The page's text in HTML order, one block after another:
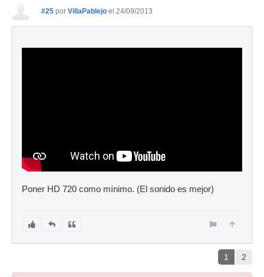
#25 por VillaPablejo el 24/09/2013
Poner HD 720 como mínimo. (El sonido es mejor)
1 2